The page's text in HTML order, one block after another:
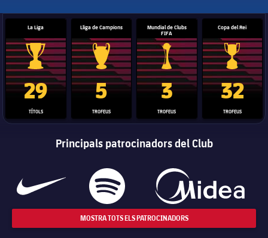
La Liga
Trofeu de la Liga
29
TÍTOLS
Lliga de Campions
Trofeu de la Lliga de Campions
5
TROFEUS
Mundial de Clubs
FIFA
Trofeu del Mundial de Clubs
3
TROFEUS
Copa del Rei
Copa del
32
TROFEUS
Principals patrocinadors del Club
MOSTRA TOTS ELS PATROCINADORS